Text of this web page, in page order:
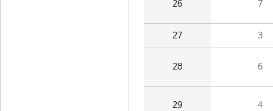
26 7
27 3
28 6
29 4